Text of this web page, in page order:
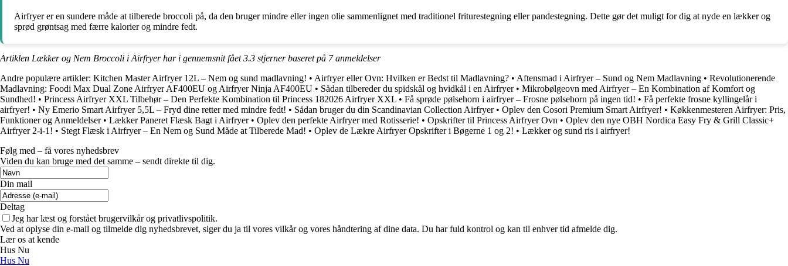
Airfryer er en sundere måde at tilberede broccoli på, da den bruger mindre eller ingen olie sammenlignet med traditionel friturestegning eller pandestegning. Dette gør det muligt for dig at nyde en lækker og
sprød grøntsag med færre kalorier og mindre fedt.
Artiklen Lækker og Nem Broccoli i Airfryer har i gennemsnit fået3.3 stjerner baseret på 7anmeldelser
Andre populære artikler: Kitchen Master Airfryer 12L – Nem og sund madlavning! • Airfryer eller Ovn: Hvilken er Bedst til Madlavning? • Aftensmad i Airfryer – Sund og Nem Madlavning • Revolutionerende
Madlavning: Foodi Max Dual Zone Airfryer AF400EU og Airfryer Ninja AF400EU • Sådan tilbereder du spidskål og hvidkål i en Airfryer• Mikrobølgeovn med Airfryer – En Kombination af Komfort og
Sundhed! • Princess Airfryer XXL Tilbehør – Den Perfekte Kombination til Princess 182026 Airfryer XXL • Få sprøde pølsehorn i airfryer – Frosne pølsehorn på ingen tid! • Få perfekte frosne kyllingelår i
airfryer! • Ny Emerio Smart Airfryer 5,5L – Fryd dine retter med mindre fedt! • Sådan bruger du din Scandinavian Collection Airfryer• Oplev den Cosori Premium Smart Airfryer! • Køkkenmesteren Airfryer: Pris,
Funktioner og Anmeldelser• Lækker Paneret Flæsk Bagt i Airfryer• Oplev den perfekte Airfryer med Rotisserie! • Opskrifter til Princess Airfryer Ovn • Oplev den nye OBH Nordica Easy Fry & Grill Classic+
Airfryer 2-i-1! • Stegt Flæsk i Airfryer – En Nem og Sund Måde at Tilberede Mad! • Oplev de Lækre Airfryer Opskrifter i Bøgerne 1 og 2! • Lækker og sund ris i airfryer!
Følg med – få vores nyhedsbrev
Viden du kan bruge med det samme – sendt direkte til dig.
Din mail
Deltag
Jeg har læst og forstået brugervilkår og privatlivspolitik.
Ved at oplyse din e-mail og tilmelde dig nyhedsbrevet, siger du ja til vores vilkår og vores håndtering af dine data. Du har fuld kontrol og kan til enhver tid afmelde dig.
Lær os at kende
Hus Nu
Hus Nu